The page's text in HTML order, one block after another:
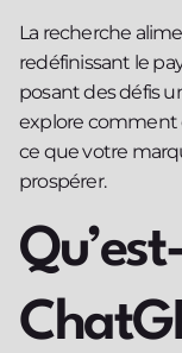
La recherche
redéfinissant le
posant des défis
explore comment
ce que votre
prospérer.